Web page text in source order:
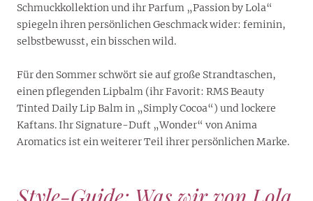
Schmuckkollektion und ihr Parfum „Passion by Lola“
spiegeln ihren persönlichen Geschmack wider: feminin,
selbstbewusst, ein bisschen wild.
Für den Sommer schwört sie auf große Strandtaschen,
einen pflegenden Lipbalm (ihr Favorit: RMS Beauty
Tinted Daily Lip Balm in „Simply Cocoa“) und lockere
Kaftans. Ihr Signature-Duft „Wonder“ von Anima
Aromatics ist ein weiterer Teil ihrer persönlichen Marke.